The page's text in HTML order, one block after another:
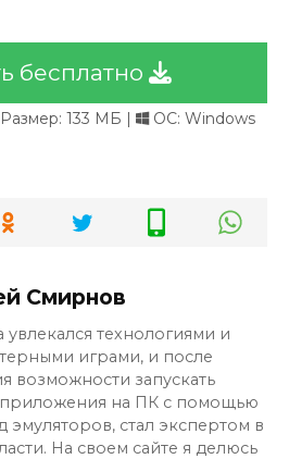
бесплатно
133 МБ | ОС: Windows
Смирнов
увлекался технологиями и
играми, и после
возможности запускать
на ПК с помощью
эмуляторов, стал экспертом в
На своем сайте я делюсь